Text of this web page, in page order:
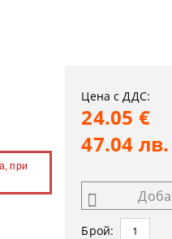
при
Цена с ДДС:
24.05 €
47.04 лв.
Брой: